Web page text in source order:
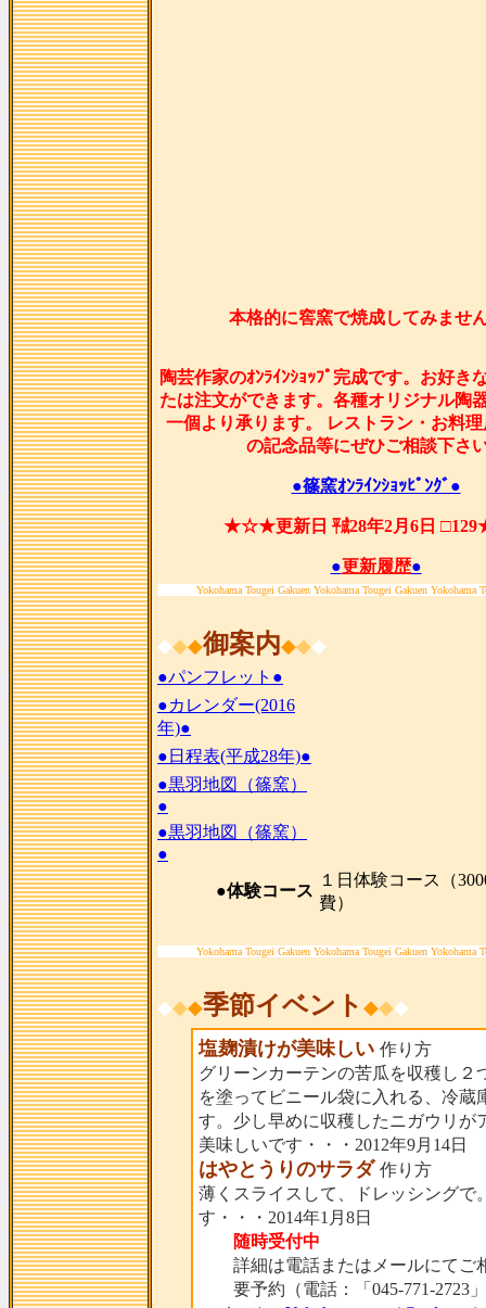
本格的に窖窯で焼成してみませ
陶芸作家のｵﾝﾗｲﾝｼｮｯﾌﾟ完成です。お好き
たは注文ができます。各種オリジナル陶
一個より承ります。 レストラン・お料
の記念品等にぜひご相談下さ
●篠窯ｵﾝﾗｲﾝｼｮｯﾋﾟﾝｸﾞ●
★☆★更新日 ㍻28年2月6日
●更新履歴●
Yokohama Tougei Gakuen Yokohama Tougei Gakuen Yokohama
◆◆◆御案内◆◆◆
●パンフレット●
●カレンダー(2016
年)●
●日程表(平成28年)●
●黒羽地図（篠窯）
●
●黒羽地図（篠窯）
●
●体験コース
１日体験コース（
費）
Yokohama Tougei Gakuen Yokohama Tougei Gakuen Yokohama
◆◆◆季節イベント ◆◆◆
塩麹漬けが美味しい 作り方
グリーンカーテンの苦瓜を収穫し
を塗ってビニール袋に入れる、冷
す。少し早めに収穫したニガウリが
美味しいです・・・2012年9月14日
はやとうりのサラダ 作り方
薄くスライスして、ドレッシングで
す・・・2014年1月8日
随時受付中
詳細は電話またはメールにてご
要予約（電話：「045-771-2723」